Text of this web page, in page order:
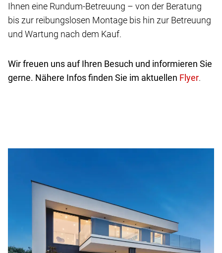
Ihnen eine Rundum-Betreuung – von der Beratung
bis zur reibungslosen Montage bis hin zur Betreuung
und Wartung nach dem Kauf.
Wir freuen uns auf Ihren Besuch und informieren Sie
gerne. Nähere Infos finden Sie im aktuellen
.